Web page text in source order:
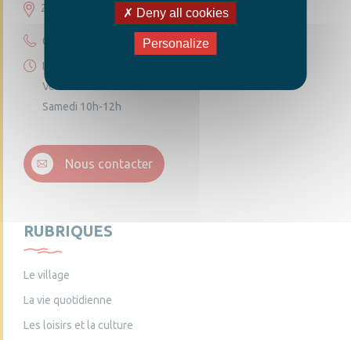
23 grande rue 49220 Chambellay
02 41 95 10 54
Lundi 14h30-18h
Vendredi 14h30-18h
Samedi 10h-12h
Nous contacter
RUBRIQUES
Le village
La vie quotidienne
Les loisirs et la culture
Deny all cookies
Personalize